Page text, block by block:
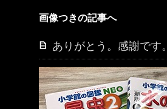
画像つきの記事へ
ありがとう。感謝です。